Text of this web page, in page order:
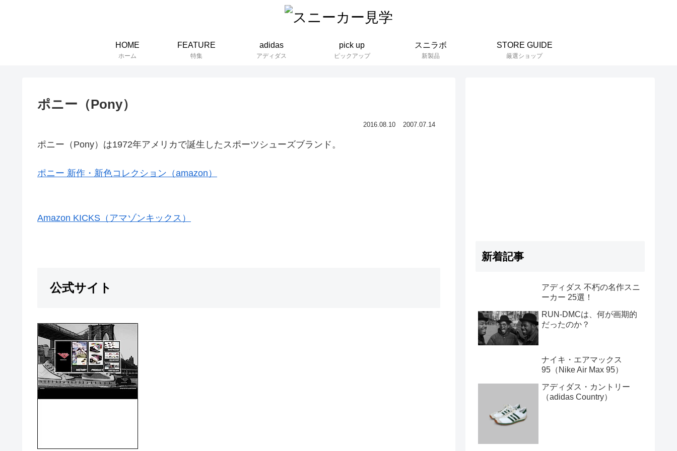
HOME
ホーム
FEATURE
特集
adidas
アディダス
pick up
ピックアップ
スニラボ
新製品
STORE GUIDE
厳選ショップ
ポニー（Pony）
2016.08.10 2007.07.14
ポニー（Pony）は1972年アメリカで誕生したスポーツシューズブランド。
ポニー 新作・新色コレクション（amazon）
Amazon KICKS（アマゾンキックス）
公式サイト
新着記事
アディダス 不朽の名作スニ
ーカー 25選！
RUN-DMCは、何が画期的
だったのか？
ナイキ・エアマックス
95（Nike Air Max 95）
アディダス・カントリー
（adidas Country）